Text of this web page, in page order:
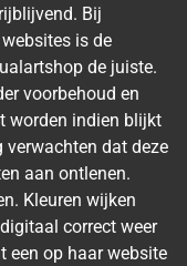
Bij
is de
de juiste.
voorbehoud en
worden indien blijkt
dat deze
aan ontlenen.
Kleuren wijken
correct weer
een op haar website